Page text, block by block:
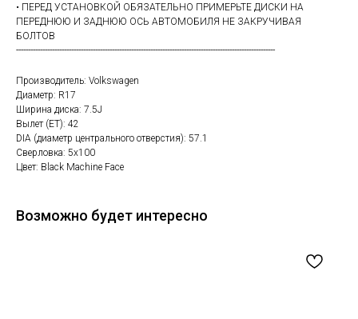
• ПЕРЕД УСТАНОВКОЙ ОБЯЗАТЕЛЬНО ПРИМЕРЬТЕ ДИСКИ НА
ПЕРЕДНЮЮ И ЗАДНЮЮ ОСЬ АВТОМОБИЛЯ НЕ ЗАКРУЧИВАЯ
БОЛТОВ
------------------------------------------------------------------------------------------------------------
Производитель: Volkswagen
Диаметр: R17
Ширина диска: 7.5J
Вылет (ET): 42
DIA (диаметр центрального отверстия): 57.1
Сверловка: 5х100
Цвет: Black Machine Face
Возможно будет интересно